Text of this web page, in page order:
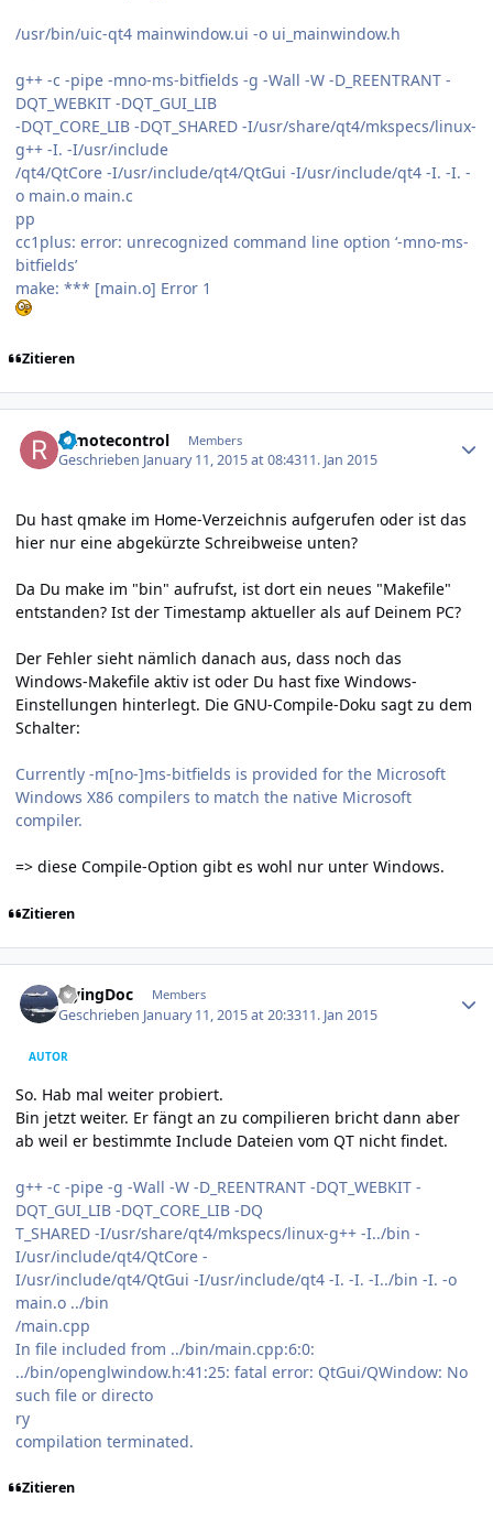
/usr/bin/uic-qt4 mainwindow.ui -o ui_mainwindow.h
g++ -c -pipe -mno-ms-bitfields -g -Wall -W -D_REENTRANT -
DQT_WEBKIT -DQT_GUI_LIB
-DQT_CORE_LIB -DQT_SHARED -I/usr/share/qt4/mkspecs/linux-
g++ -I. -I/usr/include
/qt4/QtCore -I/usr/include/qt4/QtGui -I/usr/include/qt4 -I. -I. -
o main.o main.c
pp
cc1plus: error: unrecognized command line option ‘-mno-ms-
bitfields’
make: *** [main.o] Error 1
Zitieren
remotecontrol Members
Geschrieben January 11, 2015 at 08:4311. Jan 2015
Du hast qmake im Home-Verzeichnis aufgerufen oder ist das
hier nur eine abgekürzte Schreibweise unten?
Da Du make im "bin" aufrufst, ist dort ein neues "Makefile"
entstanden? Ist der Timestamp aktueller als auf Deinem PC?
Der Fehler sieht nämlich danach aus, dass noch das
Windows-Makefile aktiv ist oder Du hast fixe Windows-
Einstellungen hinterlegt. Die GNU-Compile-Doku sagt zu dem
Schalter:
Currently -m[no-]ms-bitfields is provided for the Microsoft
Windows X86 compilers to match the native Microsoft
compiler.
=> diese Compile-Option gibt es wohl nur unter Windows.
Zitieren
FlyingDoc Members
Geschrieben January 11, 2015 at 20:3311. Jan 2015
AUTOR
So. Hab mal weiter probiert.
Bin jetzt weiter. Er fängt an zu compilieren bricht dann aber
ab weil er bestimmte Include Dateien vom QT nicht findet.
g++ -c -pipe -g -Wall -W -D_REENTRANT -DQT_WEBKIT -
DQT_GUI_LIB -DQT_CORE_LIB -DQ
T_SHARED -I/usr/share/qt4/mkspecs/linux-g++ -I../bin -
I/usr/include/qt4/QtCore -
I/usr/include/qt4/QtGui -I/usr/include/qt4 -I. -I. -I../bin -I. -o
main.o ../bin
/main.cpp
In file included from ../bin/main.cpp:6:0:
../bin/openglwindow.h:41:25: fatal error: QtGui/QWindow: No
such file or directo
ry
compilation terminated.
Zitieren